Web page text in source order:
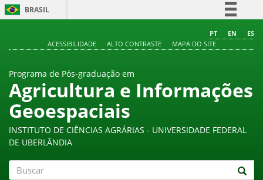
BRASIL
Comunica BR
Acesso à informação
Legislação
PT EN
ES
ACESSIBILIDADE
ALTO CONTRASTE MAPA DO SITE
Programa de Pós-graduação em
Agricultura e Informações
Geoespaciais
INSTITUTO DE CIÊNCIAS AGRÁRIAS - UNIVERSIDADE FEDERAL
DE UBERLÂNDIA